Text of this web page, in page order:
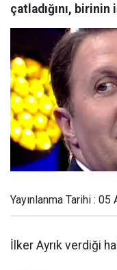
çatladığını, birinin
Yayınlanma Tarihi :
İlker Ayrık verdiği